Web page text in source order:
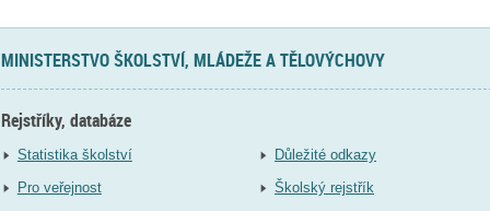
MINISTERSTVO ŠKOLSTVÍ, MLÁDEŽE A TĚLOVÝCHOVY
Rejstříky, databáze
Statistika školství
Pro veřejnost
Důležité odkazy
Školský rejstřík